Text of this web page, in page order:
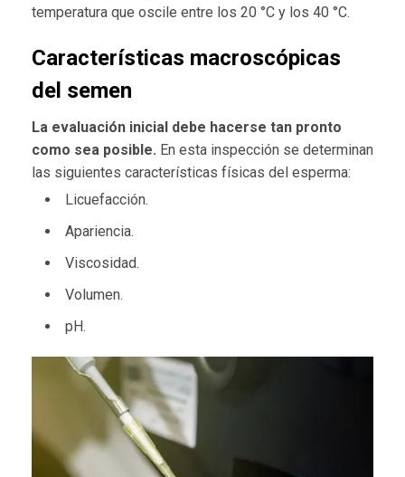
temperatura que oscile entre los 20 °C y los 40 °C.
Características macroscópicas
del semen
La evaluación inicial debe hacerse tan pronto
como sea posible. En esta inspección se determinan
las siguientes características físicas del esperma:
Licuefacción.
Apariencia.
Viscosidad.
Volumen.
pH.